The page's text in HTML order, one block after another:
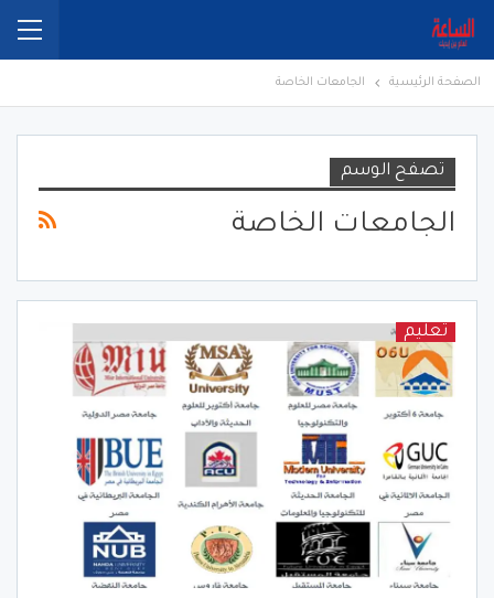
الصفحة الرئيسية الجامعات الخاصة
تصفح الوسم
الجامعات الخاصة
تعليم